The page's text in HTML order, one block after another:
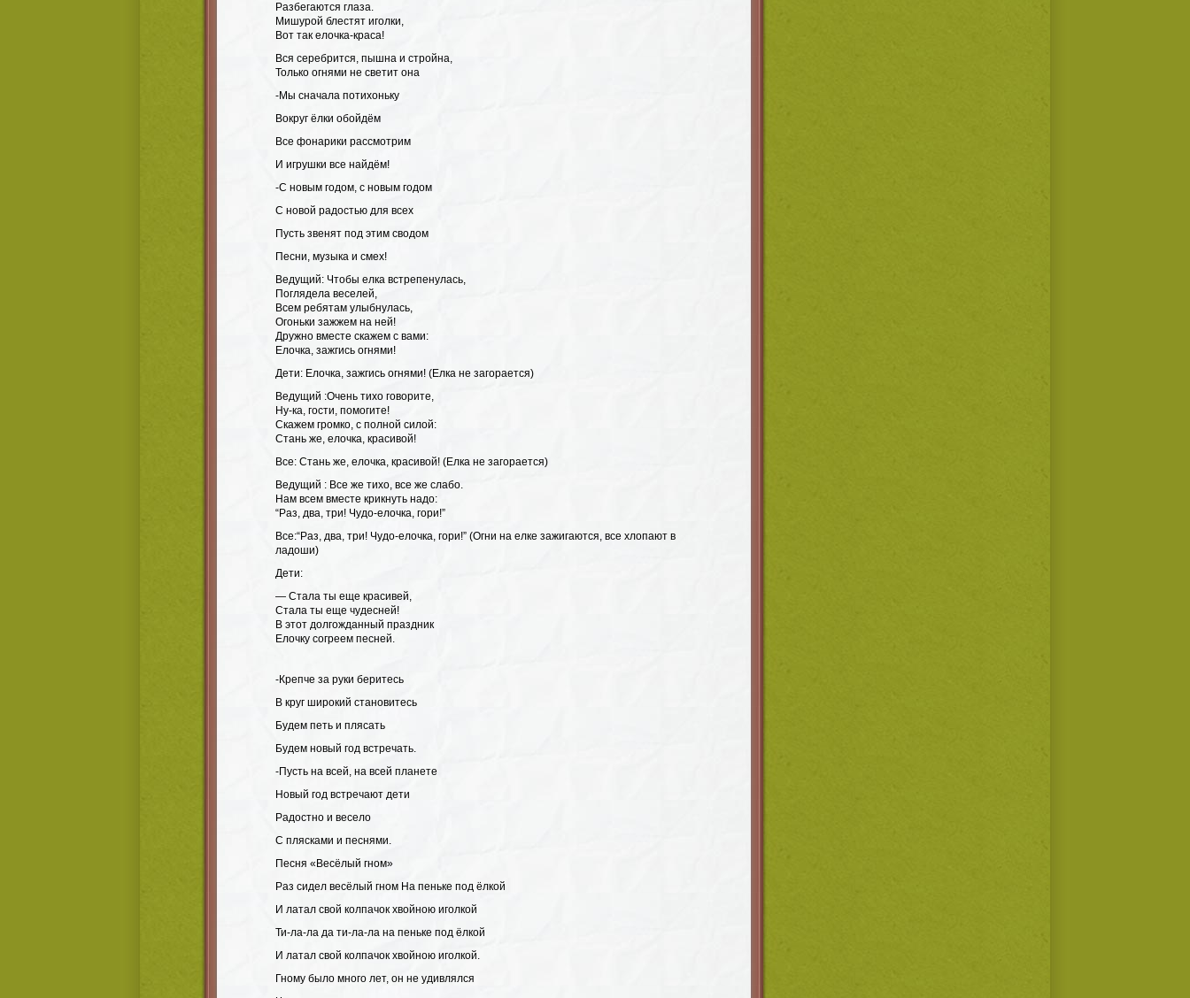
Разбегаются глаза.
Мишурой блестят иголки,
Вот так елочка-краса!
Вся серебрится, пышна и стройна,
Только огнями не светит она
-Мы сначала потихоньку
Вокруг ёлки обойдём
Все фонарики рассмотрим
И игрушки все найдём!
-С новым годом, с новым годом
С новой радостью для всех
Пусть звенят под этим сводом
Песни, музыка и смех!
Ведущий: Чтобы елка встрепенулась,
Поглядела веселей,
Всем ребятам улыбнулась,
Огоньки зажжем на ней!
Дружно вместе скажем с вами:
Елочка, зажгись огнями!
Дети: Елочка, зажгись огнями! (Елка не загорается)
Ведущий :Очень тихо говорите,
Ну-ка, гости, помогите!
Скажем громко, с полной силой:
Стань же, елочка, красивой!
Все: Стань же, елочка, красивой! (Елка не загорается)
Ведущий : Все же тихо, все же слабо.
Нам всем вместе крикнуть надо:
“Раз, два, три! Чудо-елочка, гори!”
Все:“Раз, два, три! Чудо-елочка, гори!” (Огни на елке зажигаются, все хлопают в
ладоши)
Дети:
— Стала ты еще красивей,
Стала ты еще чудесней!
В этот долгожданный праздник
Елочку согреем песней.
-Крепче за руки беритесь
В круг широкий становитесь
Будем петь и плясать
Будем новый год встречать.
-Пусть на всей, на всей планете
Новый год встречают дети
Радостно и весело
С плясками и песнями.
Песня «Весёлый гном»
Раз сидел весёлый гном На пеньке под ёлкой
И латал свой колпачок хвойною иголкой
Ти-ла-ла да ти-ла-ла на пеньке под ёлкой
И латал свой колпачок хвойною иголкой.
Гному было много лет, он не удивлялся